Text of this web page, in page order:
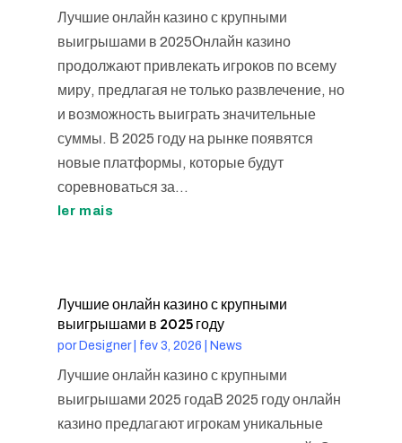
Лучшие онлайн казино с крупными
выигрышами в 2025Онлайн казино
продолжают привлекать игроков по всему
миру, предлагая не только развлечение, но
и возможность выиграть значительные
суммы. В 2025 году на рынке появятся
новые платформы, которые будут
соревноваться за...
ler mais
Лучшие онлайн казино с крупными
выигрышами в 2025 году
por Designer| fev 3, 2026 News
Лучшие онлайн казино с крупными
выигрышами 2025 годаВ 2025 году онлайн
казино предлагают игрокам уникальные